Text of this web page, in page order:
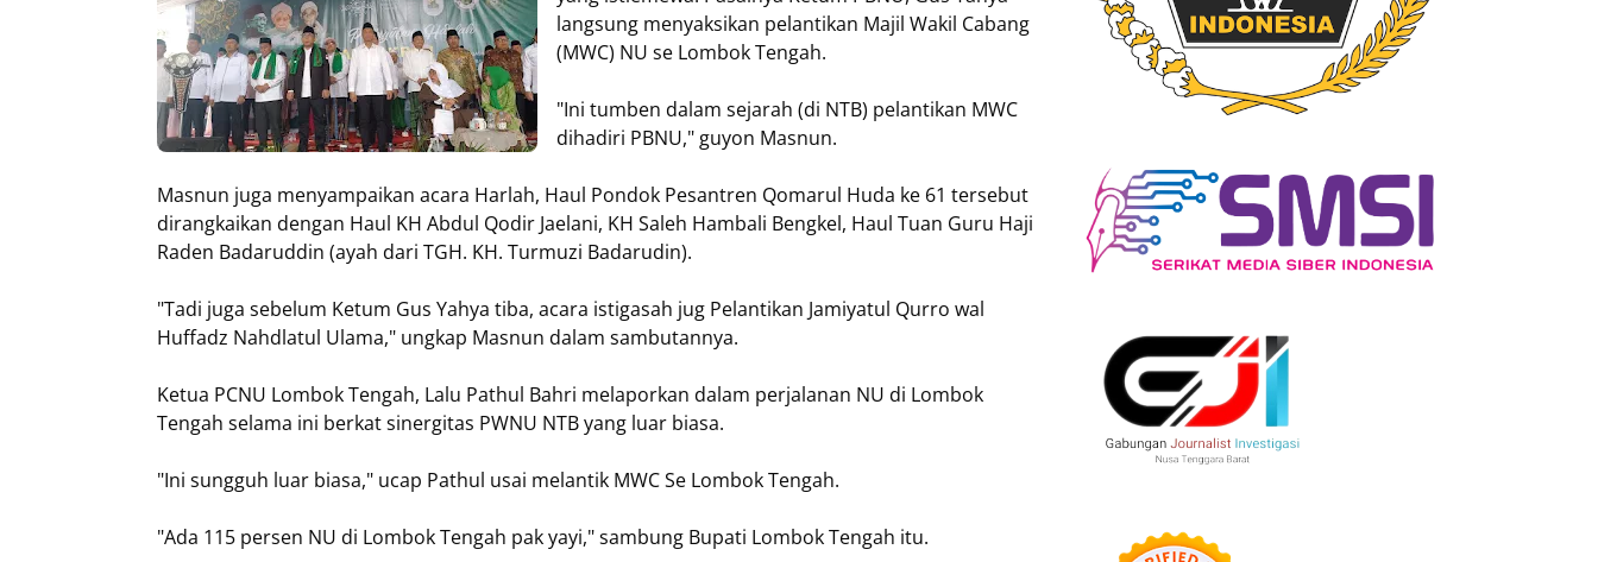
langsung menyaksikan pelantikan Majil Wakil Cabang
(MWC) NU se Lombok Tengah.
"Ini tumben dalam sejarah (di NTB) pelantikan MWC
dihadiri PBNU," guyon Masnun.
Masnun juga menyampaikan acara Harlah, Haul Pondok Pesantren Qomarul Huda ke 61 tersebut
dirangkaikan dengan Haul KH Abdul Qodir Jaelani, KH Saleh Hambali Bengkel, Haul Tuan Guru Haji
Raden Badaruddin (ayah dari TGH. KH. Turmuzi Badarudin).
"Tadi juga sebelum Ketum Gus Yahya tiba, acara istigasah jug Pelantikan Jamiyatul Qurro wal
Huffadz Nahdlatul Ulama," ungkap Masnun dalam sambutannya.
Ketua PCNU Lombok Tengah, Lalu Pathul Bahri melaporkan dalam perjalanan NU di Lombok
Tengah selama ini berkat sinergitas PWNU NTB yang luar biasa.
"Ini sungguh luar biasa," ucap Pathul usai melantik MWC Se Lombok Tengah.
"Ada 115 persen NU di Lombok Tengah pak yayi," sambung Bupati Lombok Tengah itu.